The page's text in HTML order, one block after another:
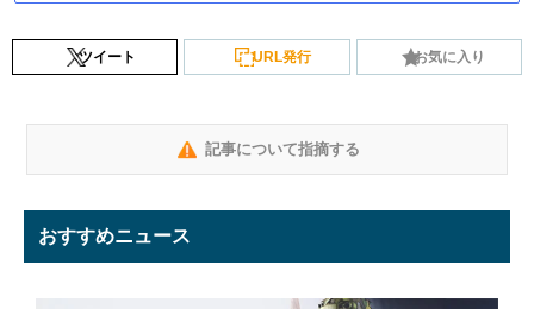
ツイート URL発行 お気に入り
記事について指摘する
おすすめニュース